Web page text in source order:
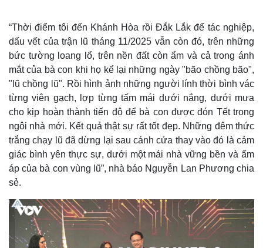
Thế giới
Quan sát
Cuộc sống đó đây
Hồ sơ
Multimedia
Video
Ảnh
“Thời điểm tôi đến Khánh Hòa rồi Đắk Lắk để tác nghiệp,
dấu vết của trận lũ tháng 11/2025 vẫn còn đó, trên những
bức tường loang lổ, trên nền đất còn ẩm và cả trong ánh
mắt của bà con khi họ kể lại những ngày "bão chồng bão",
"lũ chồng lũ". Rồi hình ảnh những người lính thời bình vác
từng viên gạch, lợp từng tấm mái dưới nắng, dưới mưa
cho kịp hoàn thành tiến độ để bà con được đón Tết trong
ngôi nhà mới. Kết quả thật sự rất tốt đẹp. Những đêm thức
trắng chạy lũ đã dừng lại sau cánh cửa thay vào đó là cảm
giác bình yên thực sự, dưới một mái nhà vững bền và ấm
áp của bà con vùng lũ”, nhà báo Nguyễn Lan Phương chia
sẻ.